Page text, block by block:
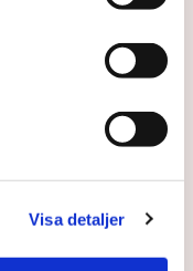
Visa detaljer
polis
kritiseras för att inte
verksamheten